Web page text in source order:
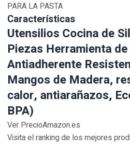
PARA LA PASTA
Características
Utensilios Cocina de
Piezas Herramienta
Antiadherente
Mangos de Madera,
calor, antiarañazos,
BPA)
Ver PrecioAmazon.es
Visita el ranking de los mejores